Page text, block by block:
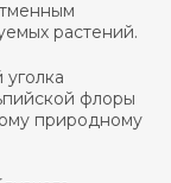
растений.
флоры
природному